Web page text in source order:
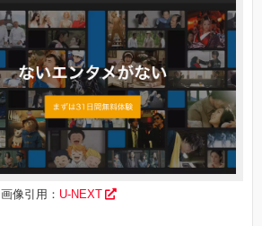
画像引用： U-NEXT